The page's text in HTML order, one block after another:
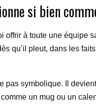
si bien
à toute une
qu’il pleut, dans les
symbolique. Il
un mug ou un